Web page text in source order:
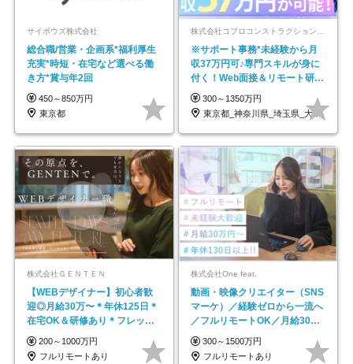
サイボウズ株式会社
総合職/営業・企画系*福利厚生
充実*時短・在宅など選べる働
き方*賞与年2回
450～850万円
東京都
※サポート事務*未経験から月
収37万円可♪専門スキルが身に
付く！Web面接＆リモート研修
も充実♪/a
300～1350万円
東京都_神奈川県_埼玉県_大阪府_愛知県…
株式会社ＧＥＮＴＥＮ
【WEBデザイナー】初⼼者歓
迎◎⽉給30万〜＊年休125⽇＊
在宅OK＆研修あり＊フレック
ス
200～1000万円
フルリモートあり
株式会社One feat.
動画・映像クリエイター（SNS
マーケ）／経験ゼロから一流へ
／フルリモートOK／月給30万
円～／年休130日以上
300～1500万円
フルリモートあり